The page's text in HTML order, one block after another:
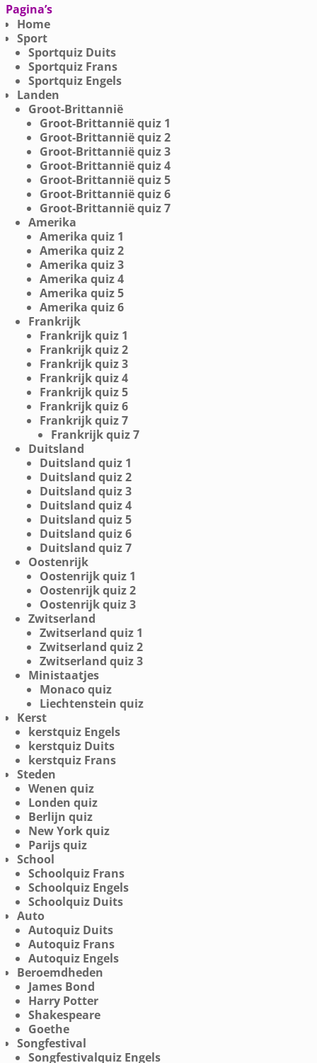
Pagina’s
Home
Sport
Sportquiz Duits
Sportquiz Frans
Sportquiz Engels
Landen
Groot-Brittannië
Groot-Brittannië quiz 1
Groot-Brittannië quiz 2
Groot-Brittannië quiz 3
Groot-Brittannië quiz 4
Groot-Brittannië quiz 5
Groot-Brittannië quiz 6
Groot-Brittannië quiz 7
Amerika
Amerika quiz 1
Amerika quiz 2
Amerika quiz 3
Amerika quiz 4
Amerika quiz 5
Amerika quiz 6
Frankrijk
Frankrijk quiz 1
Frankrijk quiz 2
Frankrijk quiz 3
Frankrijk quiz 4
Frankrijk quiz 5
Frankrijk quiz 6
Frankrijk quiz 7
Frankrijk quiz 7
Duitsland
Duitsland quiz 1
Duitsland quiz 2
Duitsland quiz 3
Duitsland quiz 4
Duitsland quiz 5
Duitsland quiz 6
Duitsland quiz 7
Oostenrijk
Oostenrijk quiz 1
Oostenrijk quiz 2
Oostenrijk quiz 3
Zwitserland
Zwitserland quiz 1
Zwitserland quiz 2
Zwitserland quiz 3
Ministaatjes
Monaco quiz
Liechtenstein quiz
Kerst
kerstquiz Engels
kerstquiz Duits
kerstquiz Frans
Steden
Wenen quiz
Londen quiz
Berlijn quiz
New York quiz
Parijs quiz
School
Schoolquiz Frans
Schoolquiz Engels
Schoolquiz Duits
Auto
Autoquiz Duits
Autoquiz Frans
Autoquiz Engels
Beroemdheden
James Bond
Harry Potter
Shakespeare
Goethe
Songfestival
Songfestivalquiz Engels